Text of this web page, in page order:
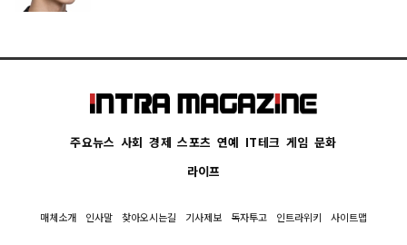
주요뉴스 사회 경제 스포츠 연예 IT테크 게임 문화
라이프
매체소개 인사말 찾아오시는길 기사제보 독자투고 인트라위키 사이트맵